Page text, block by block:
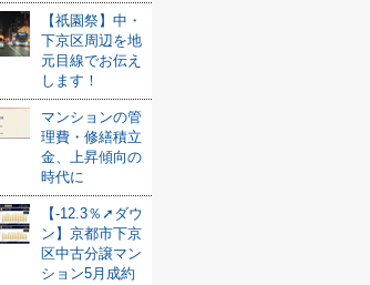
【祇園祭】中・
下京区周辺を地
元目線でお伝え
します！
マンションの管
理費・修繕積立
金、上昇傾向の
時代に
【-12.3％➚ダウ
ン】京都市下京
区中古分譲マン
ション5月成約